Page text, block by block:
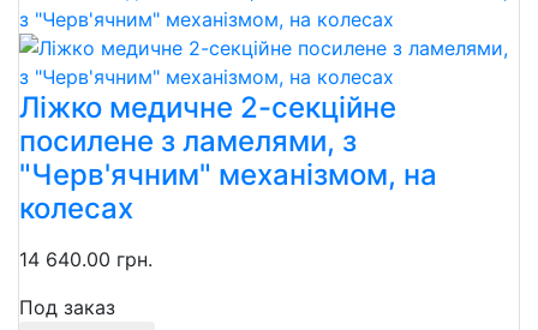
Ліжко медичне 2-секційне
посилене з ламелями, з
"Черв'ячним" механізмом, на
колесах
14 640.00 грн.
Под заказ